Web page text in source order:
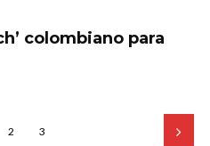
colombiano para
2 3